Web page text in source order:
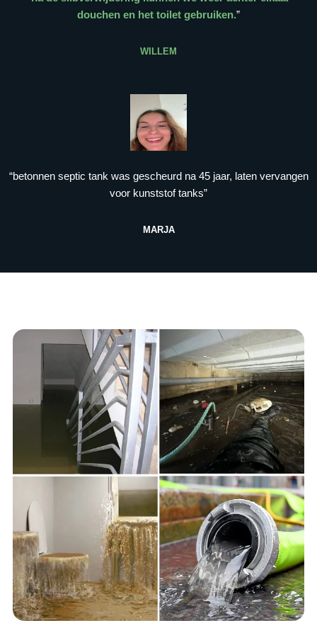
douchen en het toilet gebruiken.”
WILLEM
“betonnen septic tank was gescheurd na 45 jaar, laten vervangen
voor kunststof tanks”
MARJA